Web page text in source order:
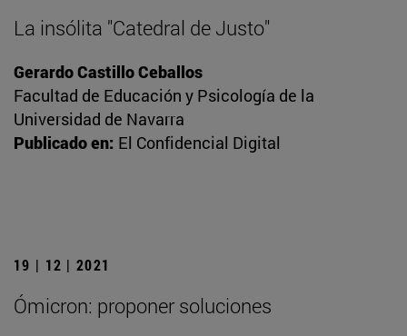
La insólita "Catedral de Justo"
Gerardo Castillo Ceballos
Facultad de Educación y Psicología de la
Universidad de Navarra
Publicado en: El Confidencial Digital
19 | 12 | 2021
Ómicron: proponer soluciones